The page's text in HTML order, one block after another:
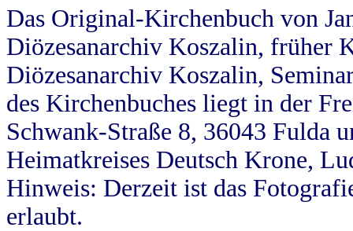
Das Original-Kirchenbuch von
Diözesanarchiv Koszalin, früher
Diözesanarchiv Koszalin,
des Kirchenbuches liegt in der
Schwank-Straße 8, 36043 Fulda
Heimatkreises Deutsch Krone,
Hinweis: Derzeit ist das
erlaubt.